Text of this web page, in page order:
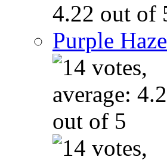
Purple Haze